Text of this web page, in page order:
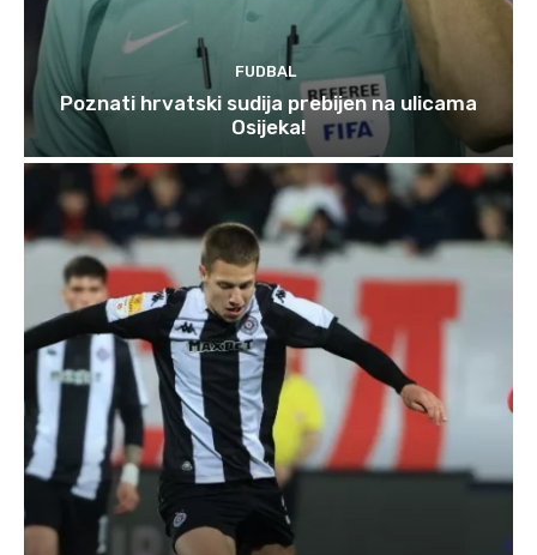
FUDBAL
Poznati hrvatski sudija prebijen na ulicama
Osijeka!